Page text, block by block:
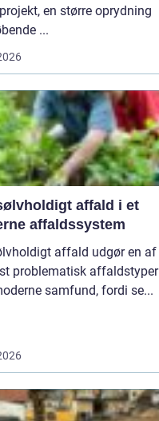
en større oprydning
...
affald i et
affaldssystem
affald udgør en af
problematisk affaldstyper
samfund, fordi se...